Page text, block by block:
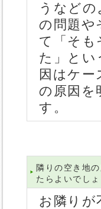
うなど
の問題や
て「そも
た」とい
因はケー
の原因を
す。
隣りの空き地
たらよいでしょ
お隣りが